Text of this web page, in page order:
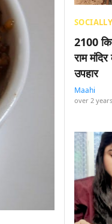
2100
राम
उपहार
Maahi
over 2